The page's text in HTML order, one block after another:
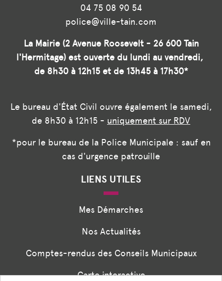
04 75 08 90 54
police@ville-tain.com
La Mairie (2 Avenue Roosevelt - 26 600 Tain
l'Hermitage) est ouverte du lundi au vendredi,
de 8h30 à 12h15 et de 13h45 à 17h30*
Le bureau d'État Civil ouvre également le samedi,
de 8h30 à 12h15 - uniquement sur RDV
*pour le bureau de la Police Municipale : sauf en
cas d'urgence patrouille
LIENS UTILES
Mes Démarches
Nos Actualités
Comptes-rendus des Conseils Municipaux
Carte interactive